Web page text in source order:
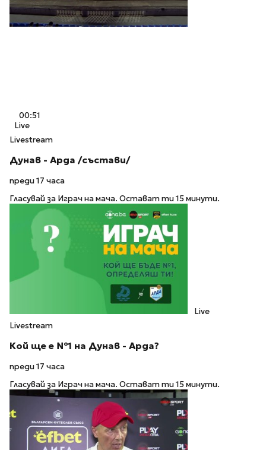
00:51
Live
Livestream
Дунав - Арда /състави/
преди 17 часа
Гласувай за Играч на мача. Остават ти 15 минути.
Live
Livestream
Кой ще е №1 на Дунав - Арда?
преди 17 часа
Гласувай за Играч на мача. Остават ти 15 минути.